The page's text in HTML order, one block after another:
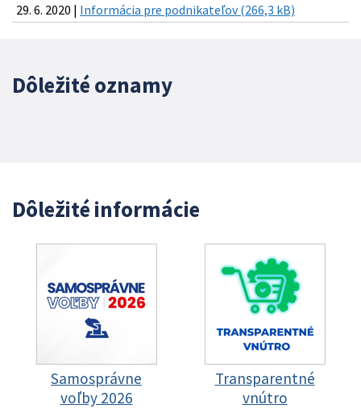
29. 6. 2020 | Informácia pre podnikateľov (266,3 kB)
Dôležité oznamy
Dôležité informácie
Samosprávne
voľby 2026
Transparentné
vnútro